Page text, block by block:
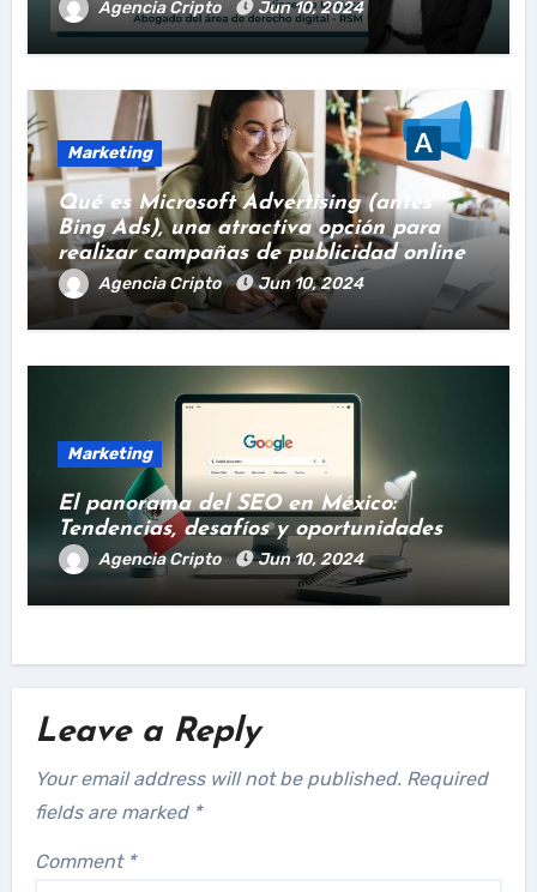
Agencia Cripto Jun 10, 2024
Marketing
Qué es Microsoft Advertising (antes
Bing Ads), una atractiva opción para
realizar campañas de publicidad online
Agencia Cripto Jun 10, 2024
Marketing
El panorama del SEO en México:
Tendencias, desafíos y oportunidades
Agencia Cripto Jun 10, 2024
Leave a Reply
Your email address will not be published. Required
fields are marked *
Comment *